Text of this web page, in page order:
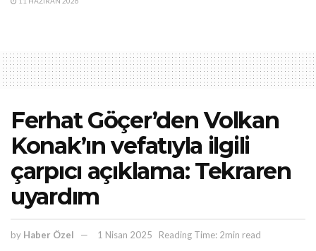
Ferhat Göçer’den Volkan
Konak’ın vefatıyla ilgili
çarpıcı açıklama: Tekraren
uyardım
by Haber Özel 1 Nisan 2025 Reading Time: 2min read